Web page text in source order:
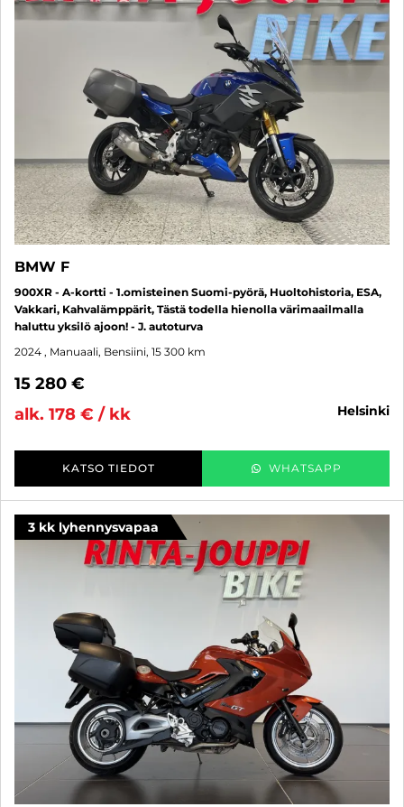
BMW F
900XR - A-kortti - 1.omisteinen Suomi-pyörä, Huoltohistoria, ESA,
Vakkari, Kahvalämppärit, Tästä todella hienolla värimaailmalla
haluttu yksilö ajoon! - J. autoturva
2024 , Manuaali, Bensiini, 15 300 km
15 280 €
alk. 178 € / kk
helsinki
KATSO TIEDOT WHATSAPP
3 kk lyhennysvapaa